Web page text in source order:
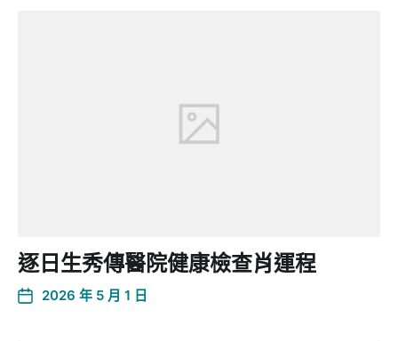
逐日生秀傳醫院健康檢查肖運程
2026 年 5 月 1 日